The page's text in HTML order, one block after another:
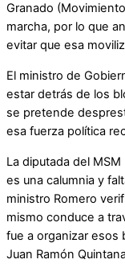
Granado
marcha, por lo que
evitar que esa
El ministro de
estar detrás de los
se pretende
esa fuerza política
La diputada del
es una calumnia y
ministro Romero
mismo conduce a
fue a organizar esos
Juan Ramón